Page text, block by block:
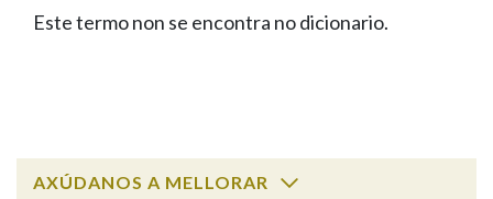
FIGURAS HOMENAXEADAS
PORTAL DAS PALABRAS
Facebook
TwitterYoutubeInstagram
Bluesky
BUSCAR NOS LEMAS
Remata por
Este termo non se encontra no dicionario.
AXÚDANOS A MELLORAR